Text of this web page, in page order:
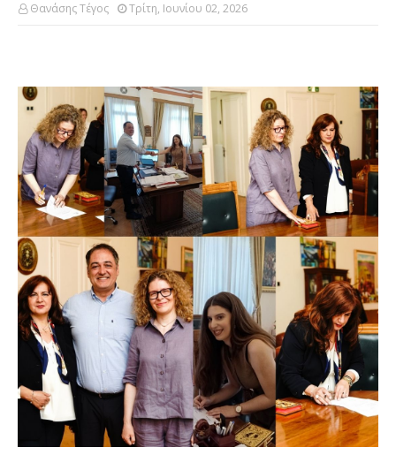
Θανάσης Τέγος Τρίτη, Ιουνίου 02, 2026